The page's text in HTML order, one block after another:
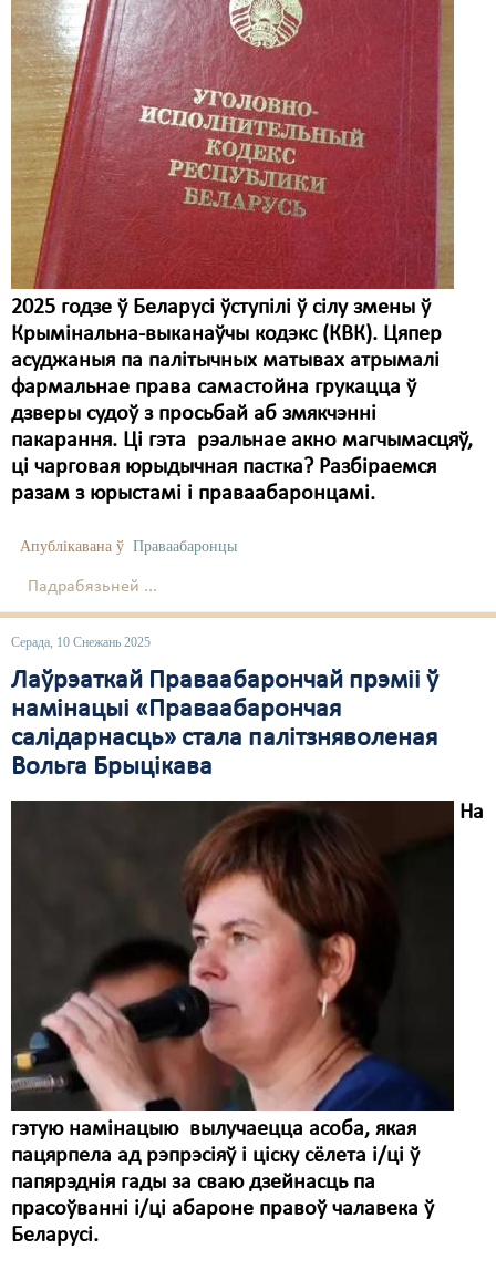
2025 годзе ў Беларусі ўступілі ў сілу змены ў
Крымінальна-выканаўчы кодэкс (КВК). Цяпер
асуджаныя па палітычных матывах атрымалі
фармальнае права самастойна грукацца ў
дзверы судоў з просьбай аб змякчэнні
пакарання. Ці гэта рэальнае акно магчымасцяў,
ці чарговая юрыдычная пастка? Разбіраемся
разам з юрыстамі і праваабаронцамі.
Апублікавана ў Праваабаронцы
Падрабязьней ...
Серада, 10 Снежань 2025
Лаўрэаткай Праваабарончай прэміі ў
намінацыі «Праваабарончая
салідарнасць» стала палітзняволеная
Вольга Брыцікава
На
гэтую намінацыю вылучаецца асоба, якая
пацярпела ад рэпрэсіяў і ціску сёлета і/ці ў
папярэднія гады за сваю дзейнасць па
прасоўванні і/ці абароне правоў чалавека ў
Беларусі.